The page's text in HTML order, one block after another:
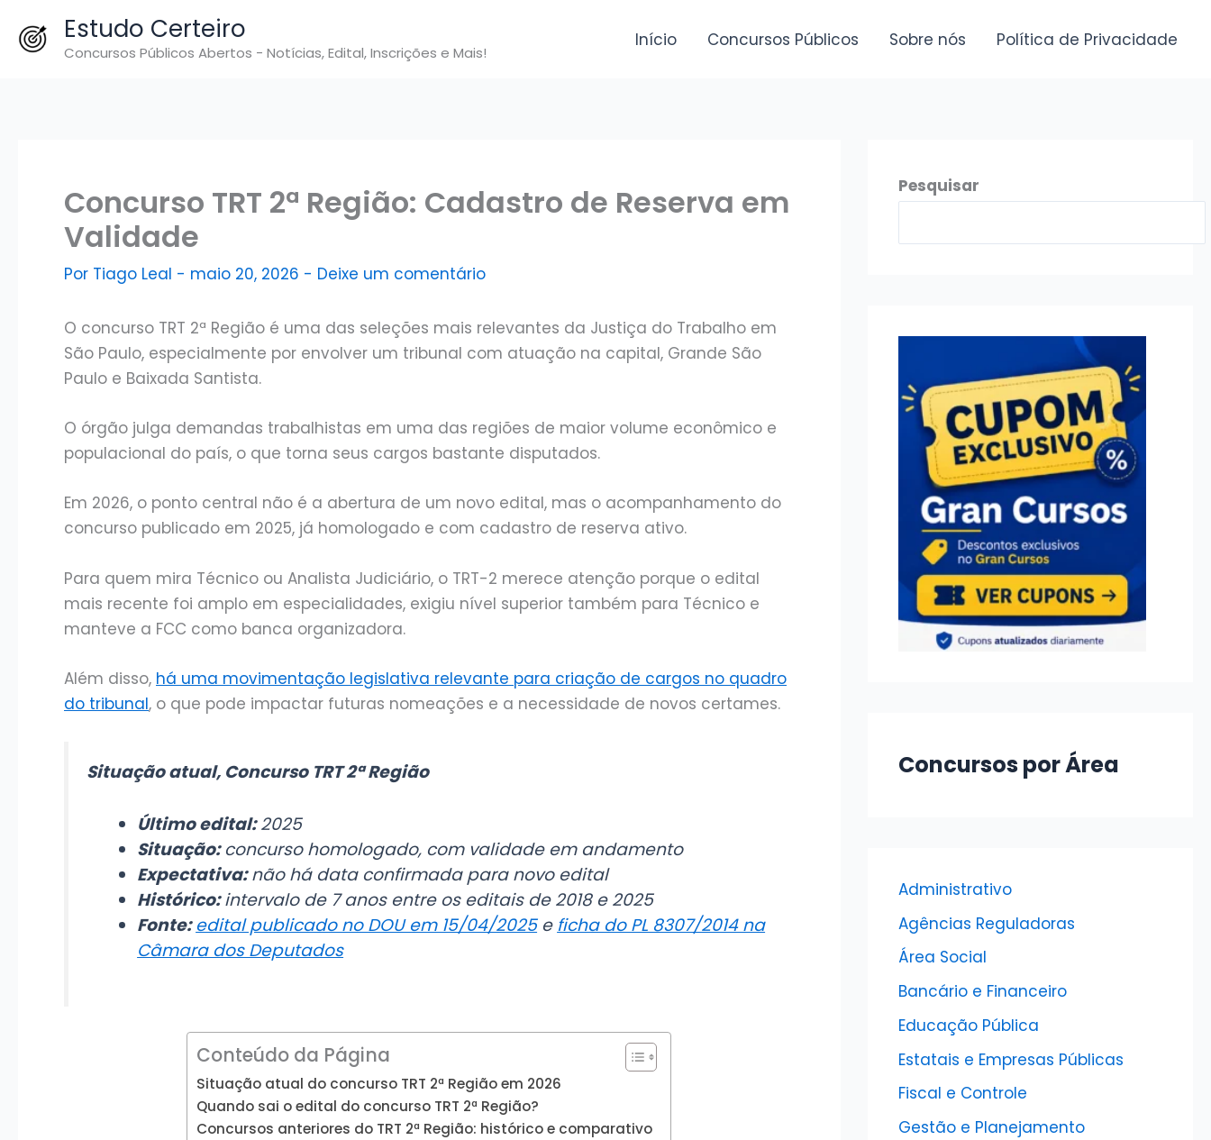
para
Estudo Certeiro
Concursos Públicos Abertos - Notícias, Edital, Inscrições e Mais!
Início Concursos Públicos Sobre nós Política de Privacidade
Concurso TRT 2ª Região: Cadastro de Reserva em
Validade
Por Tiago Leal - maio 20, 2026 - Deixe um comentário
O concurso TRT 2ª Região é uma das seleções mais relevantes da Justiça do Trabalho em
São Paulo, especialmente por envolver um tribunal com atuação na capital, Grande São
Paulo e Baixada Santista.
O órgão julga demandas trabalhistas em uma das regiões de maior volume econômico e
populacional do país, o que torna seus cargos bastante disputados.
Em 2026, o ponto central não é a abertura de um novo edital, mas o acompanhamento do
concurso publicado em 2025, já homologado e com cadastro de reserva ativo.
Para quem mira Técnico ou Analista Judiciário, o TRT-2 merece atenção porque o edital
mais recente foi amplo em especialidades, exigiu nível superior também para Técnico e
manteve a FCC como banca organizadora.
Além disso, há uma movimentação legislativa relevante para criação de cargos no quadro
do tribunal, o que pode impactar futuras nomeações e a necessidade de novos certames.
Situação atual, Concurso TRT 2ª Região
Último edital:2025
Situação:concurso homologado, com validade em andamento
Expectativa:não há data confirmada para novo edital
Histórico:intervalo de 7 anos entre os editais de 2018 e 2025
Fonte: edital publicado no DOU em 15/04/2025eficha do PL 8307/2014 na
Câmara dos Deputados
Conteúdo da Página
Situação atual do concurso TRT 2ª Região em 2026
Quando sai o edital do concurso TRT 2ª Região?
Concursos anteriores do TRT 2ª Região: histórico e comparativo
Pesquisar
Concursos por Área
Administrativo
Agências Reguladoras
Área Social
Bancário e Financeiro
Educação Pública
Estatais e Empresas Públicas
Fiscal e Controle
Gestão e Planejamento